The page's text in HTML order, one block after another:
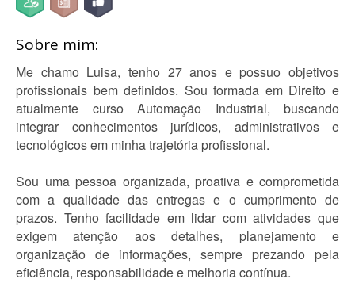
Sobre mim:
Me chamo Luisa, tenho 27 anos e possuo objetivos
profissionais bem definidos. Sou formada em Direito e
atualmente curso Automação Industrial, buscando
integrar conhecimentos jurídicos, administrativos e
tecnológicos em minha trajetória profissional.
Sou uma pessoa organizada, proativa e comprometida
com a qualidade das entregas e o cumprimento de
prazos. Tenho facilidade em lidar com atividades que
exigem atenção aos detalhes, planejamento e
organização de informações, sempre prezando pela
eficiência, responsabilidade e melhoria contínua.